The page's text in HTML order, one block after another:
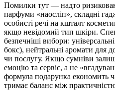
Помилки тут — надто
парфуми «наосліп», складні
особисті речі на кшталт
якщо невідомий тип шкіри.
безпечніші вибори:
бокс), нейтральні аромати для
чи послугу. Якщо сумніви
емоцію та сервіс, а не
формула подарунка економить
тримає баланс між